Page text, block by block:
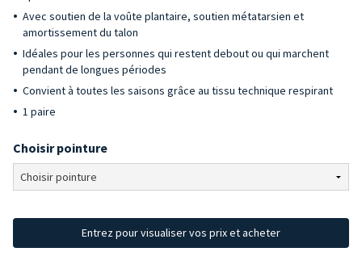
Avec soutien de la voûte plantaire, soutien métatarsien et
amortissement du talon
Idéales pour les personnes qui restent debout ou qui marchent
pendant de longues périodes
Convient à toutes les saisons grâce au tissu technique respirant
1 paire
Choisir pointure
Entrez pour visualiser vos prix et acheter